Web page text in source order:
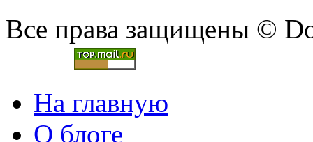
Все права защищены ©
На главную
О блоге